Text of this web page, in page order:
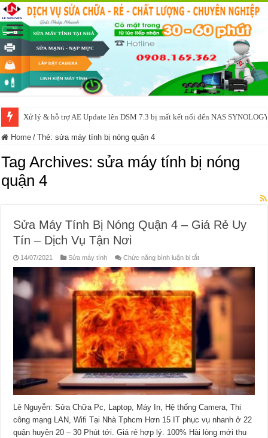
Xử lý & hỗ trợ AE Update lên DSM 7.3 bị mất kết nối đến NAS
Home / Thẻ:sửa máy tính bị nóng quận 4
Tag Archives:sửa máy tính bị nóng
quận 4
Sửa Máy Tính Bị Nóng Quận 4 – Giá Rẻ Uy
Tín – Dịch Vụ Tận Nơi
14/07/2021 Sửa máy tính Chức năng bình luận bị tắtở
Máy
Tính
Bị
Nóng
Quận
–
Giá
–
Dịch
Vụ
Tận
Nơi
Lê Nguyễn: Sửa Chữa Pc, Laptop, Máy In, Hệ thống Camera, Thi
công mạng LAN, Wifi Tại Nhà Tphcm Hơn 15 IT phục vụ nhanh ở 22
quận huyện 20 – 30 Phút tới. Giá rẻ hợp lý. 100% Hài lòng mới thu